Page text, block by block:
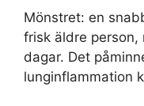
Mönstret: en
frisk äldre person,
dagar. Det
lunginflammation